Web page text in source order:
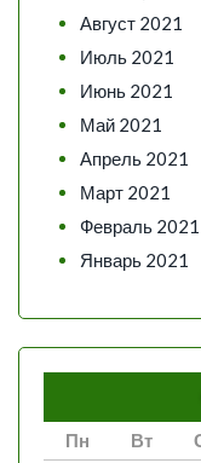
Август 2021
Июль 2021
Июнь 2021
Май 2021
Апрель 2021
Март 2021
Февраль 2021
Январь 2021
Пн
Вт